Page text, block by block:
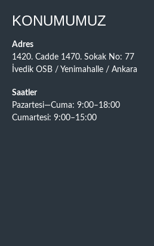
KONUMUMUZ
Adres
1420. Cadde 1470. Sokak No: 77
İvedik OSB / Yenimahalle / Ankara
Saatler
Pazartesi—Cuma: 9:00–18:00
Cumartesi: 9:00–15:00